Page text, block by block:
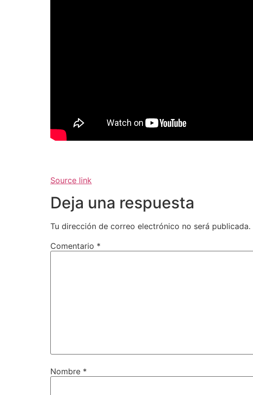
Source link
Deja una respuesta
Tu dirección de correo electrónico no será publicada.
Comentario *
Nombre *